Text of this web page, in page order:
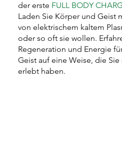
der erste FULL BODY
Laden Sie Körper und Geist
von elektrischem kaltem
oder so oft sie wollen.
Regeneration und Energie
Geist auf eine Weise, die
erlebt haben.